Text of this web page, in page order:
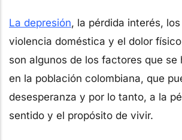
La depresión, la pérdida interés,
violencia doméstica y el dolor
son algunos de los factores que se
en la población colombiana, que
desesperanza y por lo tanto, a la
sentido y el propósito de vivir.